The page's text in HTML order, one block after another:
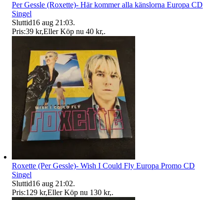
Per Gessle (Roxette)- Här kommer alla känslorna Europa CD
Singel
Sluttid16 aug 21:03.
Pris:39 kr,Eller Köp nu 40 kr,.
Roxette (Per Gessle)- Wish I Could Fly Europa Promo CD
Singel
Sluttid16 aug 21:02.
Pris:129 kr,Eller Köp nu 130 kr,.